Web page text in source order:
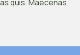
quis. Maecenas